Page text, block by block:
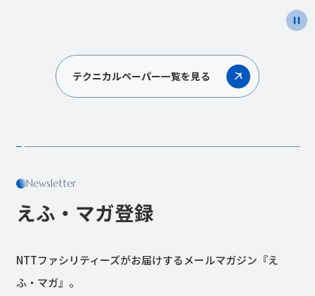
テクニカルペーパー一覧を見る
Newsletter
えふ・マガ登録
NTTファシリティーズがお届けするメールマガジン『え
ふ・マガ』。